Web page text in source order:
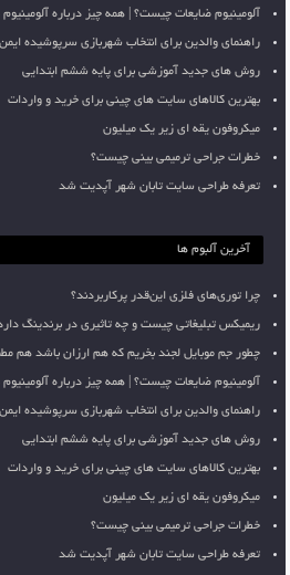
آلومینیوم ضایعات چیست؟ | همه چیز درباره
راهنمای والدین برای انتخاب شهربازی سرپوشیده
روش های جدید آموزشی برای پایه ششم ابتدایی
بهترین کالاهای سایت های چینی برای خرید و واردات
میکروفون یقه ای زیر یک میلیون
خطرات جراحی ترمیمی بینی چیست؟
تعرفه طراحی سایت تابان شهر آپدیت شد
آخرین آلبوم ها
چرا توری‌های فلزی این‌قدر پرکاربردند؟
ریمیکس تبلیغاتی چیست و چه تاثیری در برندینگ
چطور جم موبایل لجند بخریم که هم ارزان باشد هم
آلومینیوم ضایعات چیست؟ | همه چیز درباره
راهنمای والدین برای انتخاب شهربازی سرپوشیده
روش های جدید آموزشی برای پایه ششم ابتدایی
بهترین کالاهای سایت های چینی برای خرید و واردات
میکروفون یقه ای زیر یک میلیون
خطرات جراحی ترمیمی بینی چیست؟
تعرفه طراحی سایت تابان شهر آپدیت شد